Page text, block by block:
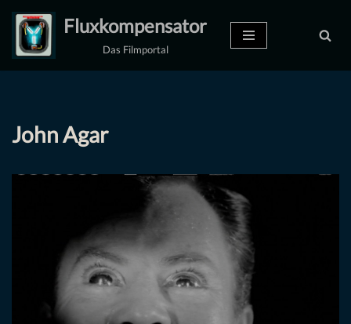
Zum
Inhalt
Fluxkompensator
Das Filmportal
John Agar